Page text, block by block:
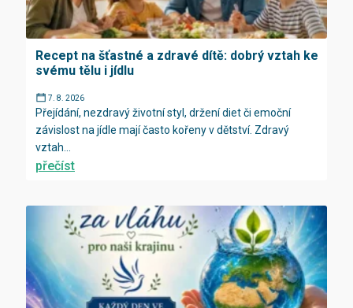
Recept na šťastné a zdravé dítě: dobrý vztah ke
svému tělu i jídlu
7. 8. 2026
Přejídání, nezdravý životní styl, držení diet či emoční
závislost na jídle mají často kořeny v dětství. Zdravý
vztah...
přečíst